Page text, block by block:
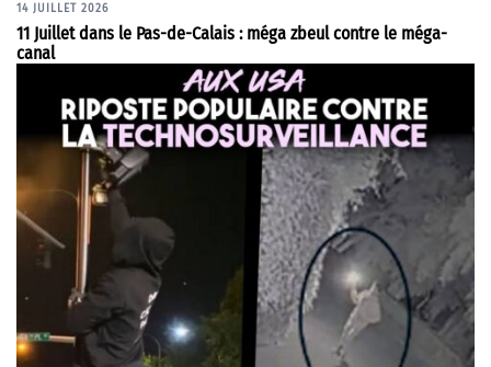
14 JUILLET 2026
11 Juillet dans le Pas-de-Calais : méga zbeul contre le méga-
canal